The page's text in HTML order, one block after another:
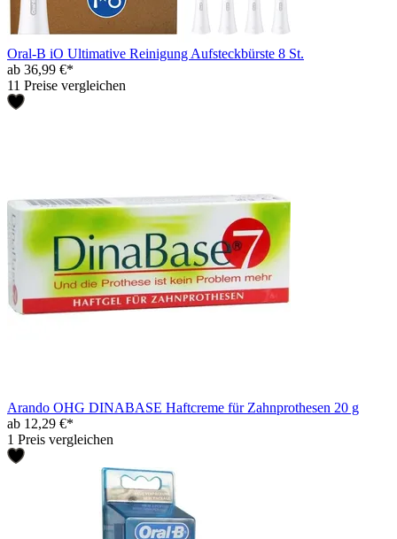
Oral-B iO Ultimative Reinigung Aufsteckbürste 8 St.
ab 36,99 €*
11 Preise vergleichen
Arando OHG DINABASE Haftcreme für Zahnprothesen 20 g
ab 12,29 €*
1 Preis vergleichen